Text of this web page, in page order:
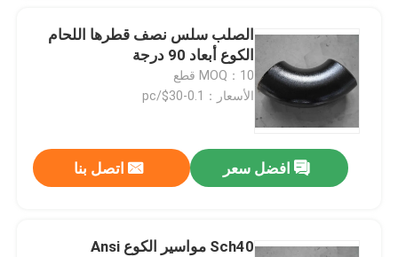
الصلب سلس نصف قطرها اللحام
الكوع أبعاد 90 درجة
MOQ：10 قطع
الأسعار：0.1-30$/pc
افضل سعر اتصل بنا
Sch40 مواسير الكوع Ansi